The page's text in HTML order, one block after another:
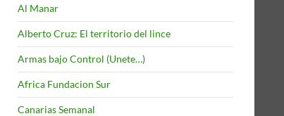
Al Manar
Alberto Cruz: El territorio del lince
Armas bajo Control (Unete…)
Africa Fundacion Sur
Canarias Semanal